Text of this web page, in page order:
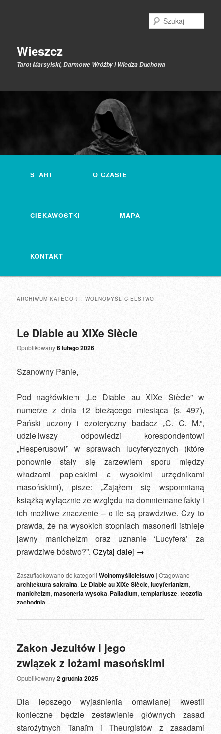
Wieszcz
Tarot Marsylski, Darmowe Wróżby i Wiedza Duchowa
START O CZASIE
CIEKAWOSTKI MAPA
KONTAKT
ARCHIWUM KATEGORII:WOLNOMYŚLICIELSTWO
Le Diable au XIXe Siècle
Opublikowany6 lutego 2026
Szanowny Panie,
Pod nagłówkiem „Le Diable au XIXe Siècle” w
numerze z dnia 12 bieżącego miesiąca (s. 497),
Pański uczony i ezoteryczny badacz „C. C. M.”,
udzieliwszy odpowiedzi korespondentowi
„Hesperusowi” w sprawach lucyferycznych (które
ponownie stały się zarzewiem sporu między
władzami papieskimi a wysokimi urzędnikami
masońskimi), pisze: „Zająłem się wspomnianą
książką wyłącznie ze względu na domniemane fakty i
ich możliwe znaczenie – o ile są prawdziwe. Czy to
prawda, że na wysokich stopniach masonerii istnieje
jawny manicheizm oraz uznanie ‘Lucyfera’ za
prawdziwe bóstwo?”.Czytaj dalej →
Zaszufladkowano do kategorii Wolnomyślicielstwo |Otagowano
architektura sakralna, Le Diable au XIXe Siècle,lucyferianizm,
manicheizm,masoneria wysoka,Palladium,templariusze,teozofia
zachodnia
Zakon Jezuitów i jego
związek z lożami masońskimi
Opublikowany2 grudnia 2025
Dla lepszego wyjaśnienia omawianej kwestii
konieczne będzie zestawienie głównych zasad
starożytnych Tanaïm i Theurgistów z zasadami